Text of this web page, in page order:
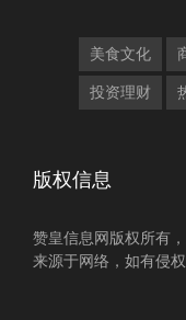
美食文化
投资理财
版权信息
赞皇信息网版权所有
来源于网络，如有侵